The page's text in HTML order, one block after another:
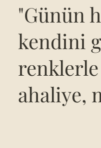
"Günün
kendini
renklerle
ahaliye,